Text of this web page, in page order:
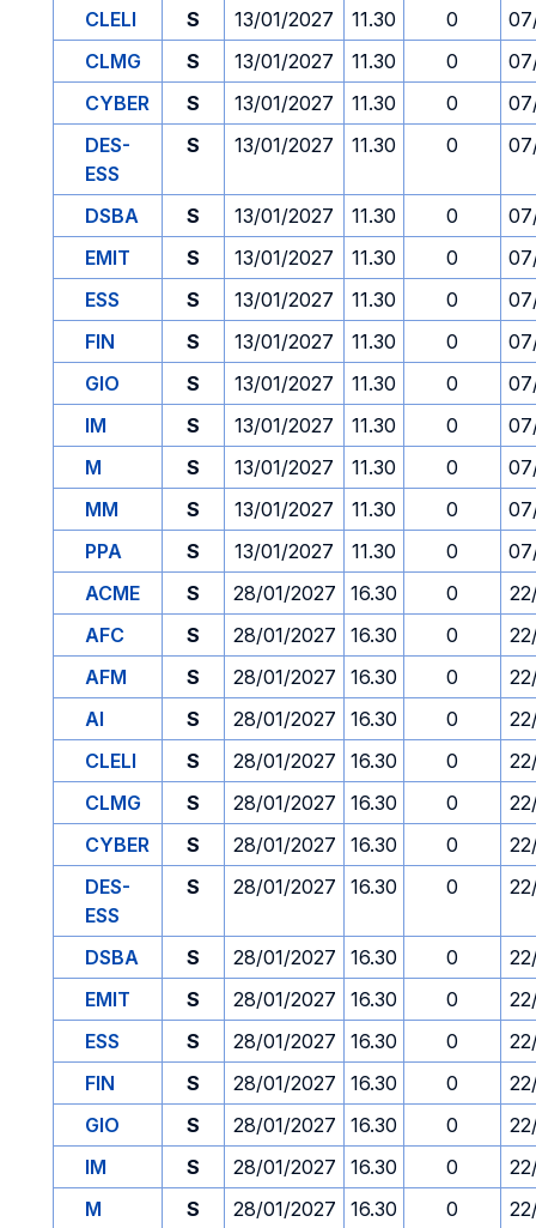
CLELI
S 13/01/2027 11.30 0
CLMG
S 13/01/2027 11.30 0
CYBER
S 13/01/2027 11.30 0
DES-
ESS
S 13/01/2027 11.30 0
DSBA S 13/01/2027 11.30 0
EMIT
S 13/01/2027 11.30 0
ESS
S 13/01/2027 11.30 0
FIN
S 13/01/2027 11.30 0
GIO
S 13/01/2027 11.30 0
IM
S 13/01/2027 11.30 0
M
S 13/01/2027 11.30 0
MM
S 13/01/2027 11.30 0
PPA
S 13/01/2027 11.30 0
ACME
S 28/01/2027 16.30 0
AFC
S 28/01/2027 16.30 0
AFM
S 28/01/2027 16.30 0
AI
S 28/01/2027 16.30 0
CLELI
S 28/01/2027 16.30 0
CLMG
S 28/01/2027 16.30 0
CYBER
S 28/01/2027 16.30 0
DES-
ESS
S 28/01/2027 16.30 0
DSBA S 28/01/2027 16.30 0
EMIT
S 28/01/2027 16.30 0
ESS
S 28/01/2027 16.30 0
FIN
S 28/01/2027 16.30 0
GIO
S 28/01/2027 16.30 0
IM
S 28/01/2027 16.30 0
M
S 28/01/2027 16.30 0